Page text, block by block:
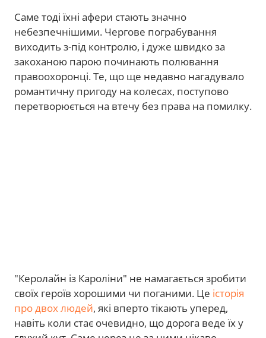
Саме тоді їхні афери стають значно
небезпечнішими. Чергове пограбування
виходить з-під контролю, і дуже швидко за
закоханою парою починають полювання
правоохоронці. Те, що ще недавно нагадувало
романтичну пригоду на колесах, поступово
перетворюється на втечу без права на помилку.
"Керолайн із Кароліни" не намагається зробити
своїх героїв хорошими чи поганими. Це історія
про двох людей, які вперто тікають уперед,
навіть коли стає очевидно, що дорога веде їх у